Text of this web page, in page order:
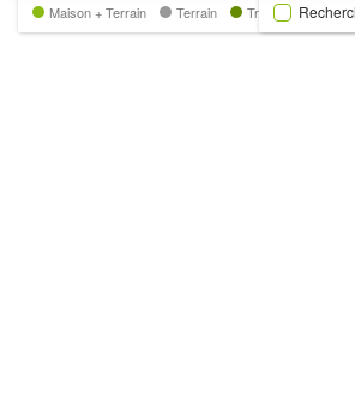
Maison + Terrain Terrain Trecobat Green